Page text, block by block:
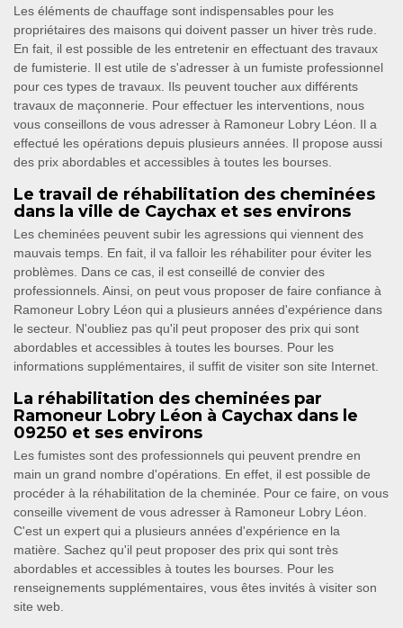
Les éléments de chauffage sont indispensables pour les
propriétaires des maisons qui doivent passer un hiver très rude.
En fait, il est possible de les entretenir en effectuant des travaux
de fumisterie. Il est utile de s'adresser à un fumiste professionnel
pour ces types de travaux. Ils peuvent toucher aux différents
travaux de maçonnerie. Pour effectuer les interventions, nous
vous conseillons de vous adresser à Ramoneur Lobry Léon. Il a
effectué les opérations depuis plusieurs années. Il propose aussi
des prix abordables et accessibles à toutes les bourses.
Le travail de réhabilitation des cheminées
dans la ville de Caychax et ses environs
Les cheminées peuvent subir les agressions qui viennent des
mauvais temps. En fait, il va falloir les réhabiliter pour éviter les
problèmes. Dans ce cas, il est conseillé de convier des
professionnels. Ainsi, on peut vous proposer de faire confiance à
Ramoneur Lobry Léon qui a plusieurs années d'expérience dans
le secteur. N'oubliez pas qu'il peut proposer des prix qui sont
abordables et accessibles à toutes les bourses. Pour les
informations supplémentaires, il suffit de visiter son site Internet.
La réhabilitation des cheminées par
Ramoneur Lobry Léon à Caychax dans le
09250 et ses environs
Les fumistes sont des professionnels qui peuvent prendre en
main un grand nombre d'opérations. En effet, il est possible de
procéder à la réhabilitation de la cheminée. Pour ce faire, on vous
conseille vivement de vous adresser à Ramoneur Lobry Léon.
C'est un expert qui a plusieurs années d'expérience en la
matière. Sachez qu'il peut proposer des prix qui sont très
abordables et accessibles à toutes les bourses. Pour les
renseignements supplémentaires, vous êtes invités à visiter son
site web.